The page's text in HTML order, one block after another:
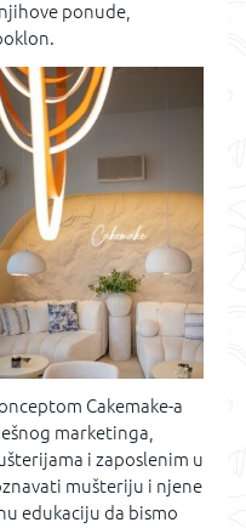
ponude,
Cakemake-a
marketinga,
i zaposlenim u
mušteriju i njene
edukaciju da bismo